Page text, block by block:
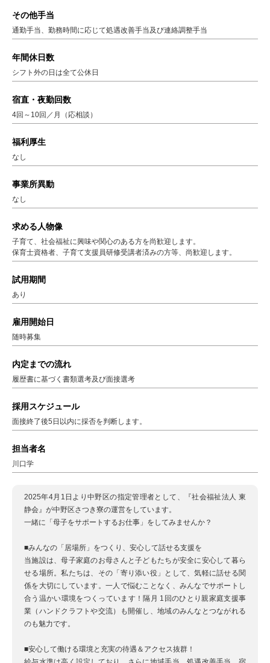
その他手当
通勤手当、勤務時間に応じて処遇改善手当及び連絡調整手当
年間休日数
シフト外の日は全て公休日
宿直・夜勤回数
4回～10回／月（応相談）
福利厚生
なし
事業所異動
なし
求める人物像
子育て、社会福祉に興味や関心のある方を尚歓迎します。
保育士資格者、子育て支援員研修受講者済みの方等、尚歓迎します。
試用期間
あり
雇用開始日
随時募集
内定までの流れ
履歴書に基づく書類選考及び面接選考
採用スケジュール
面接終了後5日以内に採否を判断します。
担当者名
川口学
2025年4月1日より中野区の指定管理者として、『社会福祉法人 東
静会』が中野区さつき寮の運営をしています。
一緒に「母子をサポートするお仕事」をしてみませんか？
■みんなの「居場所」をつくり、安心して話せる支援を
当施設は、母子家庭のお母さんと子どもたちが安全に安心して暮ら
せる場所。私たちは、その「寄り添い役」として、気軽に話せる関
係を大切にしています。一人で悩むことなく、みんなでサポートし
合う温かい環境をつくっています！隔月 1回のひとり親家庭支援事
業（ハンドクラフトや交流）も開催し、地域のみんなとつながれる
のも魅力です。
■安心して働ける環境と充実の待遇＆アクセス抜群！